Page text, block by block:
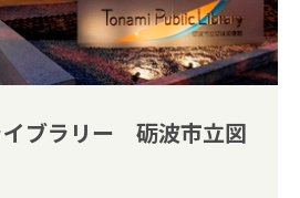
イブラリー 砺波市立図